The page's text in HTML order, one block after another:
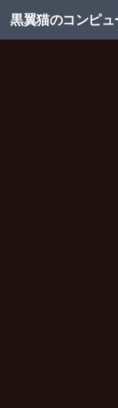
コンテンツへスキ
黒翼猫のコンピ